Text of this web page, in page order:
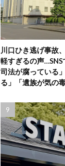
川口ひき逃げ事故
軽すぎるの声
司法が腐っている
る」「遺族が気の